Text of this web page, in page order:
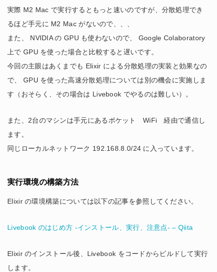
実際 M2 Mac で実行するともっと速いのですが、分散処理でき
るほど手元に M2 Mac がないので、、、
また、 NVIDIA の GPU も使わないので、 Google Colaboratory
上で GPU を使った場合と比較すると遅いです。
今回の主眼はあくまでも Elixir による分散処理の実装と効果なの
で、 GPU を使った高速分散処理については別の機会に実施しま
す（おそらく、その場合は Livebook でやるのは難しい）。
また、2台のマシンは手元にあるポケット WiFi 経由で通信し
ます。
同じローカルネットワーク 192.168.8.0/24 に入っています。
実行環境の構築方法
Elixir の環境構築については以下の記事を参照してください。
Livebook のはじめ方 -インストール、実行、注意点- – Qiita
Elixir のインストール後、Livebook をコードからビルドして実行
します。